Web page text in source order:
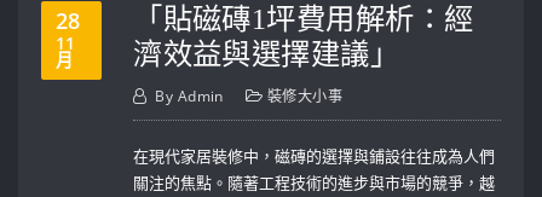
28
11
月
「貼磁磚1坪費用解析：經
濟效益與選擇建議」
By Admin 裝修大小事
在現代家居裝修中，磁磚的選擇與鋪設往往成為人們
關注的焦點。隨著工程技術的進步與市場的競爭，越